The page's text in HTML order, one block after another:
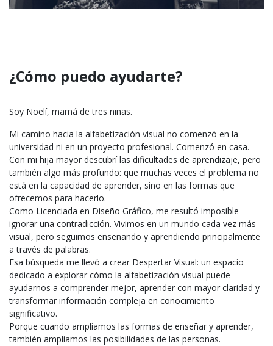
¿Cómo puedo ayudarte?
Soy Noelí, mamá de tres niñas.
Mi camino hacia la alfabetización visual no comenzó en la
universidad ni en un proyecto profesional. Comenzó en casa.
Con mi hija mayor descubrí las dificultades de aprendizaje, pero
también algo más profundo: que muchas veces el problema no
está en la capacidad de aprender, sino en las formas que
ofrecemos para hacerlo.
Como Licenciada en Diseño Gráfico, me resultó imposible
ignorar una contradicción. Vivimos en un mundo cada vez más
visual, pero seguimos enseñando y aprendiendo principalmente
a través de palabras.
Esa búsqueda me llevó a crear Despertar Visual: un espacio
dedicado a explorar cómo la alfabetización visual puede
ayudarnos a comprender mejor, aprender con mayor claridad y
transformar información compleja en conocimiento
significativo.
Porque cuando ampliamos las formas de enseñar y aprender,
también ampliamos las posibilidades de las personas.